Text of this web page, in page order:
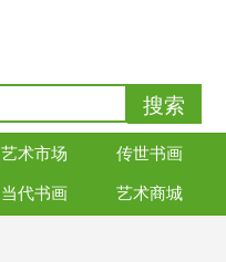
艺术市场 传世书画
当代书画 艺术商城